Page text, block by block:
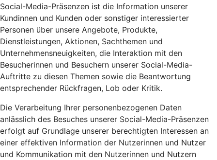
Social-Media-Präsenzen ist die Information unserer
Kundinnen und Kunden oder sonstiger interessierter
Personen über unsere Angebote, Produkte,
Dienstleistungen, Aktionen, Sachthemen und
Unternehmensneuigkeiten, die Interaktion mit den
Besucherinnen und Besuchern unserer Social-Media-
Auftritte zu diesen Themen sowie die Beantwortung
entsprechender Rückfragen, Lob oder Kritik.
Die Verarbeitung Ihrer personenbezogenen Daten
anlässlich des Besuches unserer Social-Media-Präsenzen
erfolgt auf Grundlage unserer berechtigten Interessen an
einer effektiven Information der Nutzerinnen und Nutzer
und Kommunikation mit den Nutzerinnen und Nutzern